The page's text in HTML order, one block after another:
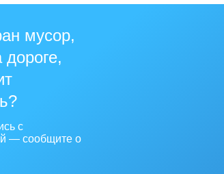
мусор,
с
— сообщите о